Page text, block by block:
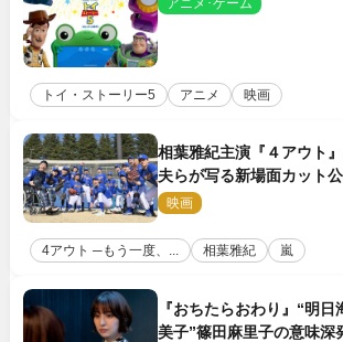
トイ・ストーリー5 アニメ 映画
相葉雅紀主演『４アウト
夫らが写る新場面カット
イベントも決定
映画
4アウト ─もう一度、... 相葉雅紀 嵐
『おちたらおわり』“明
美子”篠田麻里子の意味